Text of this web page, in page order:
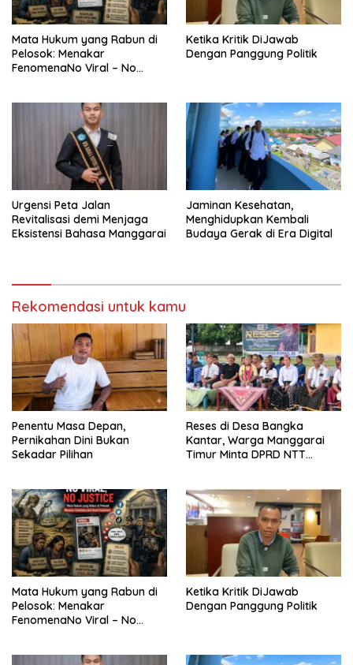
Mata Hukum yang Rabun di
Pelosok: Menakar
FenomenaNo Viral – No
Ketika Kritik DiJawab
Dengan Panggung Politik
Urgensi Peta Jalan
Revitalisasi demi Menjaga
Eksistensi Bahasa Manggarai
Jaminan Kesehatan,
Menghidupkan Kembali
Budaya Gerak di Era Digital
Rekomendasi untuk kamu
Penentu Masa Depan,
Pernikahan Dini Bukan
Sekadar Pilihan
Reses di Desa Bangka
Kantar, Warga Manggarai
Timur Minta DPRD NTT
Bersubsidi Bagi Penunggak
Pajak
Mata Hukum yang Rabun di
Pelosok: Menakar
FenomenaNo Viral – No
Ketika Kritik DiJawab
Dengan Panggung Politik